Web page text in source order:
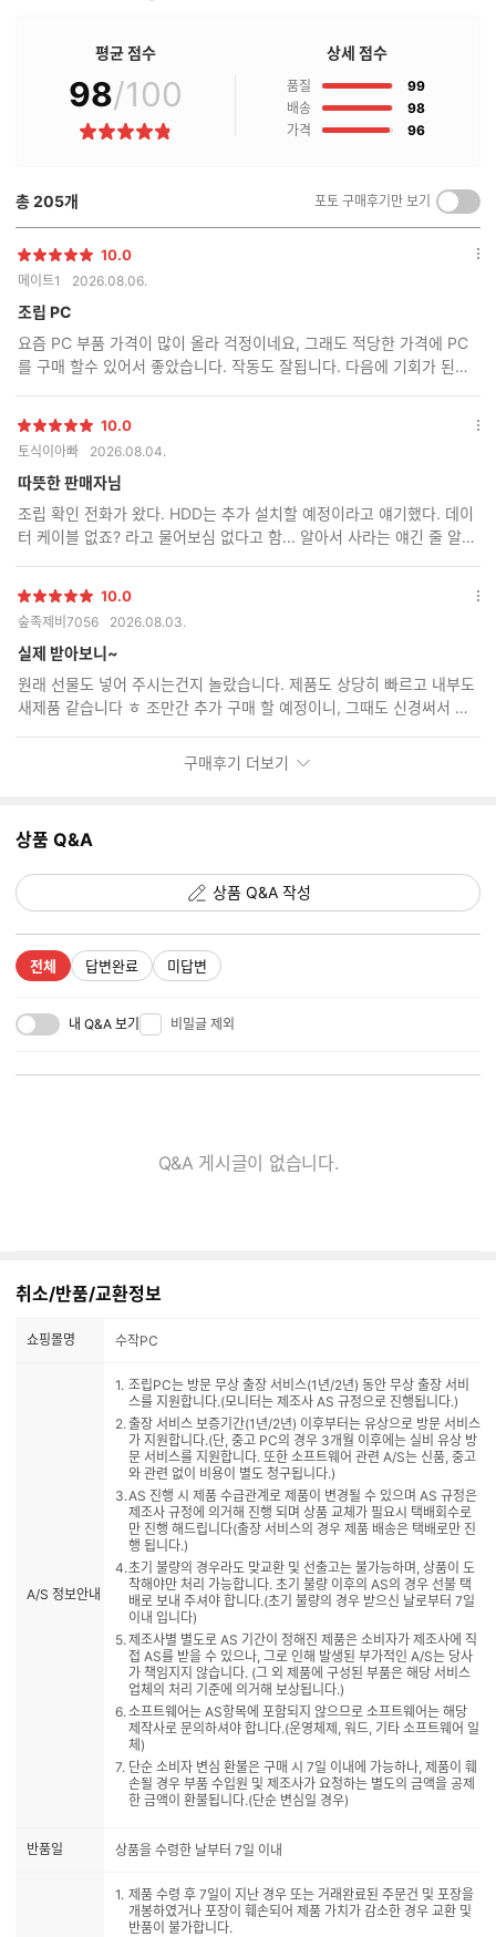
매
후
기
평균 점수
98/100
별
상세 점수
품질 99점
배송
98점
가격
96점
총205개 포토 구매후기만 보기
켜
기/
별
점
10.0
메이트1 2026.08.06.
조립 PC
요즘 PC 부품 가격이 많이 올라 걱정이네요, 그래도 적당한 가격에 PC
를 구매 할수 있어서 좋았습니다. 작동도 잘됩니다. 다음에 기회가 된다
옵
별
점
10.0
토식이아빠 2026.08.04.
따뜻한 판매자님
조립 확인 전화가 왔다. HDD는 추가 설치할 예정이라고 얘기했다. 데이
터 케이블 없죠? 라고 물어보심 없다고 함... 알아서 사라는 얘긴 줄 알았
옵
별
점
10.0
숲족제비7056 2026.08.03.
실제 받아보니~
원래 선물도 넣어 주시는건지 놀랐습니다. 제품도 상당히 빠르고 내부도
새제품 같습니다 ㅎ 조만간 추가 구매 할 예정이니, 그때도 신경써서 보
옵
구매후기 더보기
상품 Q&A
상품 Q&A 작성
전체 답변완료 미답변
내 Q&A 보기 비밀글 제외
Q&A 게시글이 없습니다.
취소/반품/교환정보
쇼핑몰명 수작PC
A/S 정보안내
조립PC는 방문 무상 출장 서비스(1년/2년) 동안 무상 출장 서비
스를 지원합니다.(모니터는 제조사 AS 규정으로 진행됩니다.)
출장 서비스 보증기간(1년/2년) 이후부터는 유상으로 방문 서비스
가 지원합니다.(단, 중고 PC의 경우 3개월 이후에는 실비 유상 방
문 서비스를 지원합니다. 또한 소프트웨어 관련 A/S는 신품, 중고
와 관련 없이 비용이 별도 청구됩니다.)
AS 진행 시 제품 수급관계로 제품이 변경될 수 있으며 AS 규정은
제조사 규정에 의거해 진행 되며 상품 교체가 필요시 택배회수로
만 진행 해드립니다(출장 서비스의 경우 제품 배송은 택배로만 진
행 됩니다.)
초기 불량의 경우라도 맞교환 및 선출고는 불가능하며, 상품이 도
착해야만 처리 가능합니다. 초기 불량 이후의 AS의 경우 선불 택
배로 보내 주셔야 합니다.(초기 불량의 경우 받으신 날로부터 7일
이내 입니다)
제조사별 별도로 AS 기간이 정해진 제품은 소비자가 제조사에 직
접 AS를 받을 수 있으나, 그로 인해 발생된 부가적인 A/S는 당사
가 책임지지 않습니다. (그 외 제품에 구성된 부품은 해당 서비스
업체의 처리 기준에 의거해 보상됩니다.)
소프트웨어는 AS항목에 포함되지 않으므로 소프트웨어는 해당
제작사로 문의하셔야 합니다.(운영체제, 워드, 기타 소프트웨어 일
체)
단순 소비자 변심 환불은 구매 시 7일 이내에 가능하나, 제품이 훼
손될 경우 부품 수입원 및 제조사가 요청하는 별도의 금액을 공제
한 금액이 환불됩니다.(단순 변심일 경우)
반품일 상품을 수령한 날부터 7일 이내
제품 수령 후 7일이 지난 경우 또는 거래완료된 주문건 및 포장을
개봉하였거나 포장이 훼손되어 제품 가치가 감소한 경우 교환 및
반품이 불가합니다.